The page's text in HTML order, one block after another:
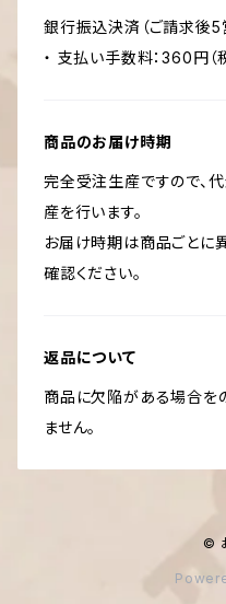
銀行振込決済（ご請求後5
・ 支払い手数料：360円（
商品のお届け時期
完全受注生産ですので、
産を行います。
お届け時期は商品ごとに
確認ください。
返品について
商品に欠陥がある場合を
ません。
©